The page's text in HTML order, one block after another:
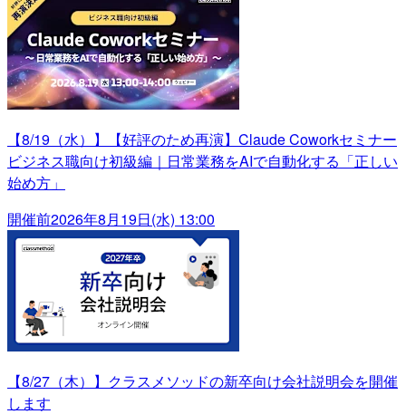
【8/19（水）】【好評のため再演】Claude Coworkセミナー
ビジネス職向け初級編｜日常業務をAIで自動化する「正しい
始め方」
開催前2026年8月19日(水) 13:00
【8/27（木）】クラスメソッドの新卒向け会社説明会を開催
します